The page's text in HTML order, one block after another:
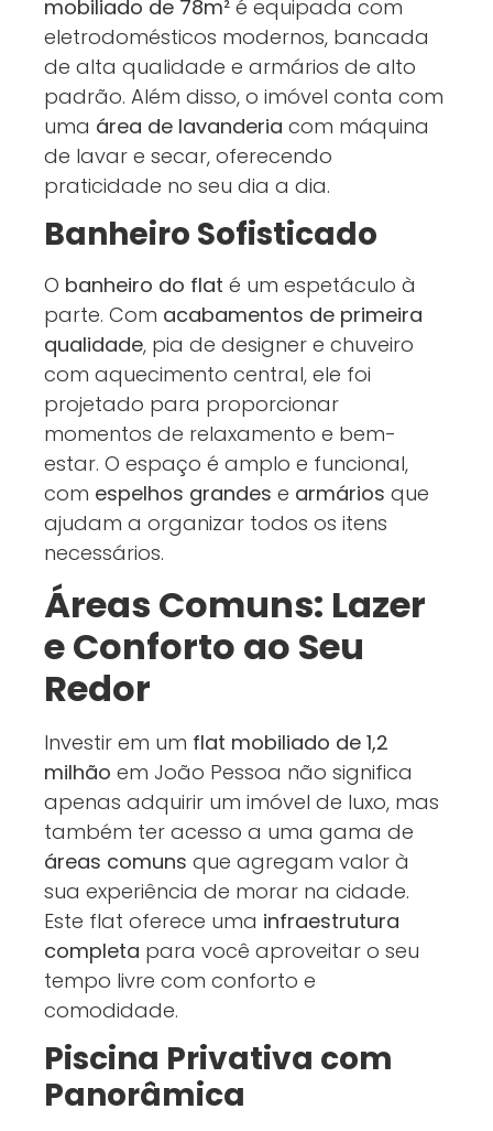
mobiliado de 78m² é equipada com
eletrodomésticos modernos, bancada
de alta qualidade e armários de alto
padrão. Além disso, o imóvel conta com
uma área de lavanderia com máquina
de lavar e secar, oferecendo
praticidade no seu dia a dia.
Banheiro Sofisticado
O banheiro do flat é um espetáculo à
parte. Com acabamentos de primeira
qualidade, pia de designer e chuveiro
com aquecimento central, ele foi
projetado para proporcionar
momentos de relaxamento e bem-
estar. O espaço é amplo e funcional,
com espelhos grandes e armários que
ajudam a organizar todos os itens
necessários.
Áreas Comuns: Lazer
e Conforto ao Seu
Redor
Investir em um flat mobiliado de 1,2
milhão em João Pessoa não significa
apenas adquirir um imóvel de luxo, mas
também ter acesso a uma gama de
áreas comuns que agregam valor à
sua experiência de morar na cidade.
Este flat oferece uma infraestrutura
completa para você aproveitar o seu
tempo livre com conforto e
comodidade.
Piscina Privativa com
Panorâmica